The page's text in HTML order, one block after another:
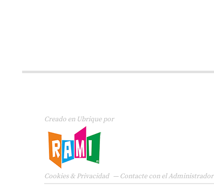
Creado en Ubrique por
Cookies & Privacidad — Contacte con el Administrador